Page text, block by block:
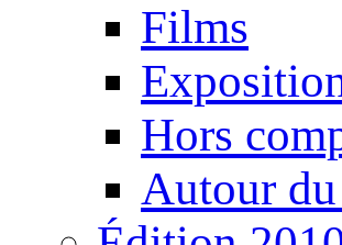
Films
Hors
Autour